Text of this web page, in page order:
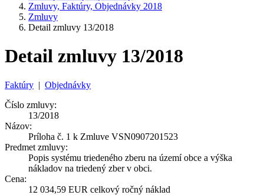
Zmluvy, Faktúry, Objednávky 2018
Zmluvy
Detail zmluvy 13/2018
Detail zmluvy 13/2018
Faktúry | Objednávky
Číslo zmluvy:
13/2018
Názov:
Príloha č. 1 k Zmluve VSN0907201523
Predmet zmluvy:
Popis systému triedeného zberu na území obce a výška
nákladov na triedený zber v obci.
Cena:
12 034,59 EUR celkový ročný náklad